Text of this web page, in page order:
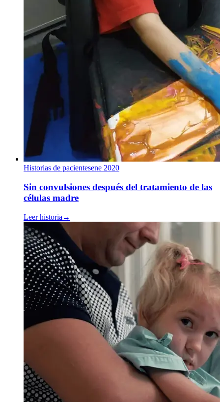
Historias de pacientesene 2020
Sin convulsiones después del tratamiento de las
células madre
Leer historia →